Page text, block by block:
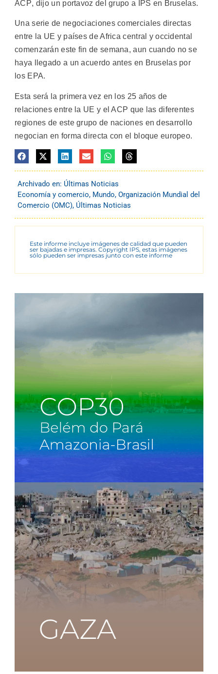
ACP, dijo un portavoz del grupo a IPS en Bruselas.
Una serie de negociaciones comerciales directas
entre la UE y países de Africa central y occidental
comenzarán este fin de semana, aun cuando no se
haya llegado a un acuerdo antes en Bruselas por
los EPA.
Esta será la primera vez en los 25 años de
relaciones entre la UE y el ACP que las diferentes
regiones de este grupo de naciones en desarrollo
negocian en forma directa con el bloque europeo.
Archivado en: Últimas Noticias
Economía y comercio, Mundo, Organización Mundial del
Comercio (OMC), Últimas Noticias
Este informe incluye imágenes de calidad que pueden
ser bajadas e impresas. Copyright IPS, estas imágenes
sólo pueden ser impresas junto con este informe